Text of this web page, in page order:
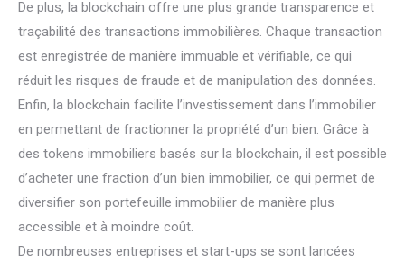
De plus, la blockchain offre une plus grande transparence et
traçabilité des transactions immobilières. Chaque transaction
est enregistrée de manière immuable et vérifiable, ce qui
réduit les risques de fraude et de manipulation des données.
Enfin, la blockchain facilite l’investissement dans l’immobilier
en permettant de fractionner la propriété d’un bien. Grâce à
des tokens immobiliers basés sur la blockchain, il est possible
d’acheter une fraction d’un bien immobilier, ce qui permet de
diversifier son portefeuille immobilier de manière plus
accessible et à moindre coût.
De nombreuses entreprises et start-ups se sont lancées